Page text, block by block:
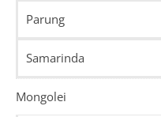
Parung
Samarinda
Mongolei